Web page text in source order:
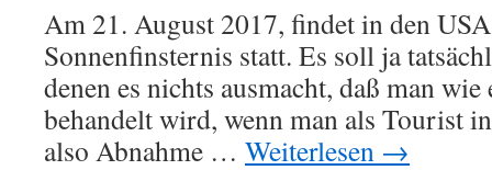
Am 21. August 2017, findet in den
Sonnenfinsternis statt. Es soll ja
denen es nichts ausmacht, daß man
behandelt wird, wenn man als Tourist
also Abnahme … Weiterlesen →